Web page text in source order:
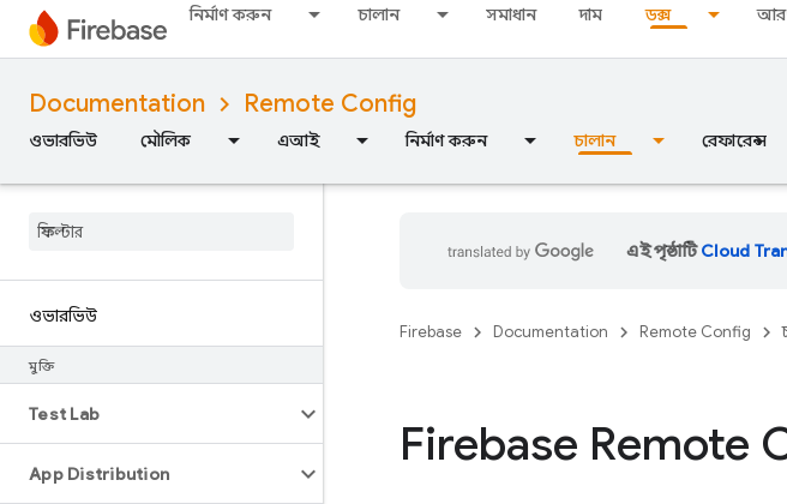
নির্মাণ করুন চালান সমাধান দাম ডক্স
Documentation Remote Config
ওভারভিউ মৌলিক এআই নির্মাণ করুন চালান রেফারেন্স
ওভারভিউ
মুক্তি
Test Lab
App Distribution
এই পৃষ্ঠাটিCloud
Firebase Documentation Remote Config
Firebase Remote